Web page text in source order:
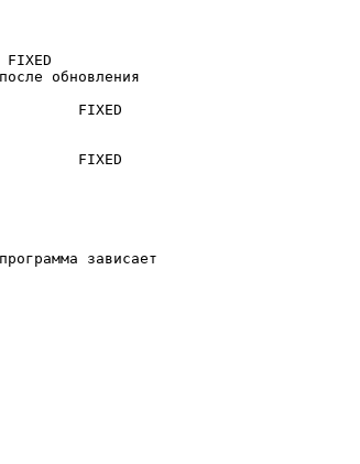
обновления
зависает